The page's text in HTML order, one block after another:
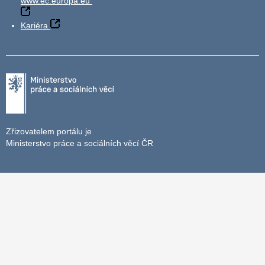
Kariéra
Zřizovatelem portálu je
Ministerstvo práce a sociálních věcí ČR